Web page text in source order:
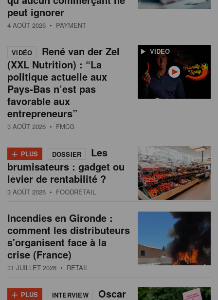
peut ignorer
4 AOÛT 2026 • PAYMENT
VIDEO
VIDÉO
René van der Zel
(XXL Nutrition) : “La
politique actuelle aux
Pays-Bas n’est pas
favorable aux
entrepreneurs”
3 AOÛT 2026 • FMCG
+ PLUS DOSSIER
Les
brumisateurs : gadget ou
levier de rentabilité ?
3 AOÛT 2026 • FOODRETAIL
Incendies en Gironde :
comment les distributeurs
s'organisent face à la
crise (France)
31 JUILLET 2026 • RETAIL
+ PLUS INTERVIEW Oscar